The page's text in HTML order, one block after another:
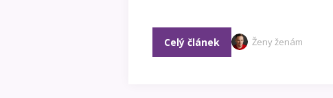
Celý článek Ženy ženám